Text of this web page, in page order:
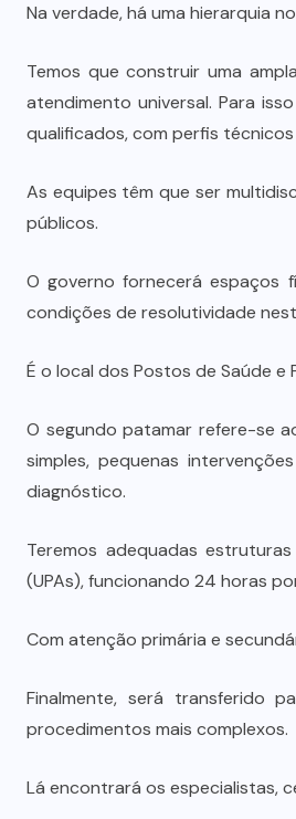
Na verdade, há uma hierarquia
Temos que construir uma
atendimento universal. Para
qualificados, com perfis
As equipes têm que ser
públicos.
O governo fornecerá espaços
condições de resolutividade
É o local dos Postos de Saúde e
O segundo patamar refere-se
simples, pequenas
diagnóstico.
Teremos adequadas
(UPAs), funcionando 24 horas
Com atenção primária e
Finalmente, será transferido
procedimentos mais complexos.
Lá encontrará os especialistas,
úteis de
Grosso,
6 DE